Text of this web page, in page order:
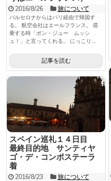
2016/8/26 旅について
バルセロナからはパリ経由で帰国す
る。 航空会社はエールフランス。 搭
乗する時「ボン・ジュー ムッシ
ュ！」と言ってくれる。 にっこり...
記事を読む
スペイン巡礼１４日目
最終目的地 サンティヤ
ゴ・デ・コンポステーラ
着
2016/8/23 旅について